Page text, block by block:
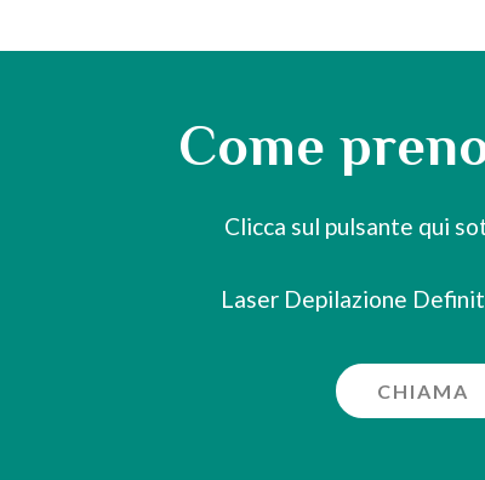
Come
Clicca sul pulsante qui
Laser Depilazione
CHIAMA